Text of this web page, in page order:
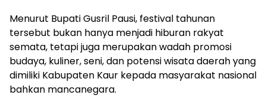
Menurut Bupati Gusril Pausi, festival tahunan
tersebut bukan hanya menjadi hiburan rakyat
semata, tetapi juga merupakan wadah promosi
budaya, kuliner, seni, dan potensi wisata daerah yang
dimiliki Kabupaten Kaur kepada masyarakat nasional
bahkan mancanegara.